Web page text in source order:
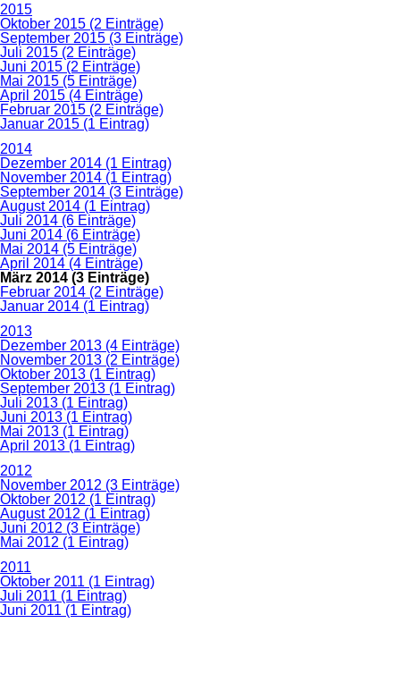
2015
Oktober 2015 (2 Einträge)
September 2015 (3 Einträge)
Juli 2015 (2 Einträge)
Juni 2015 (2 Einträge)
Mai 2015 (5 Einträge)
April 2015 (4 Einträge)
Februar 2015 (2 Einträge)
Januar 2015 (1 Eintrag)
2014
Dezember 2014 (1 Eintrag)
November 2014 (1 Eintrag)
September 2014 (3 Einträge)
August 2014 (1 Eintrag)
Juli 2014 (6 Einträge)
Juni 2014 (6 Einträge)
Mai 2014 (5 Einträge)
April 2014 (4 Einträge)
März 2014 (3 Einträge)
Februar 2014 (2 Einträge)
Januar 2014 (1 Eintrag)
2013
Dezember 2013 (4 Einträge)
November 2013 (2 Einträge)
Oktober 2013 (1 Eintrag)
September 2013 (1 Eintrag)
Juli 2013 (1 Eintrag)
Juni 2013 (1 Eintrag)
Mai 2013 (1 Eintrag)
April 2013 (1 Eintrag)
2012
November 2012 (3 Einträge)
Oktober 2012 (1 Eintrag)
August 2012 (1 Eintrag)
Juni 2012 (3 Einträge)
Mai 2012 (1 Eintrag)
2011
Oktober 2011 (1 Eintrag)
Juli 2011 (1 Eintrag)
Juni 2011 (1 Eintrag)